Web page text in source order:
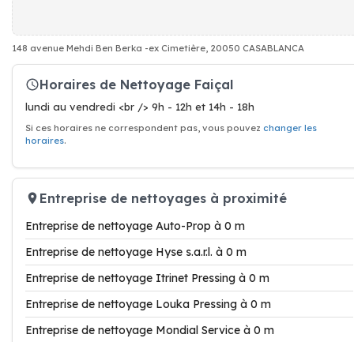
148 avenue Mehdi Ben Berka -ex Cimetière, 20050 CASABLANCA
Horaires de Nettoyage Faiçal
lundi au vendredi <br /> 9h - 12h et 14h - 18h
Si ces horaires ne correspondent pas, vous pouvez changer les
horaires.
Entreprise de nettoyages à proximité
Entreprise de nettoyage Auto-Prop à 0 m
Entreprise de nettoyage Hyse s.a.r.l. à 0 m
Entreprise de nettoyage Itrinet Pressing à 0 m
Entreprise de nettoyage Louka Pressing à 0 m
Entreprise de nettoyage Mondial Service à 0 m